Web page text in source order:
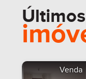
Últimos
Venda